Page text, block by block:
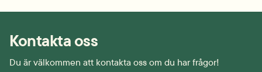
Kontakta oss
Du är välkommen att kontakta oss om du har frågor!